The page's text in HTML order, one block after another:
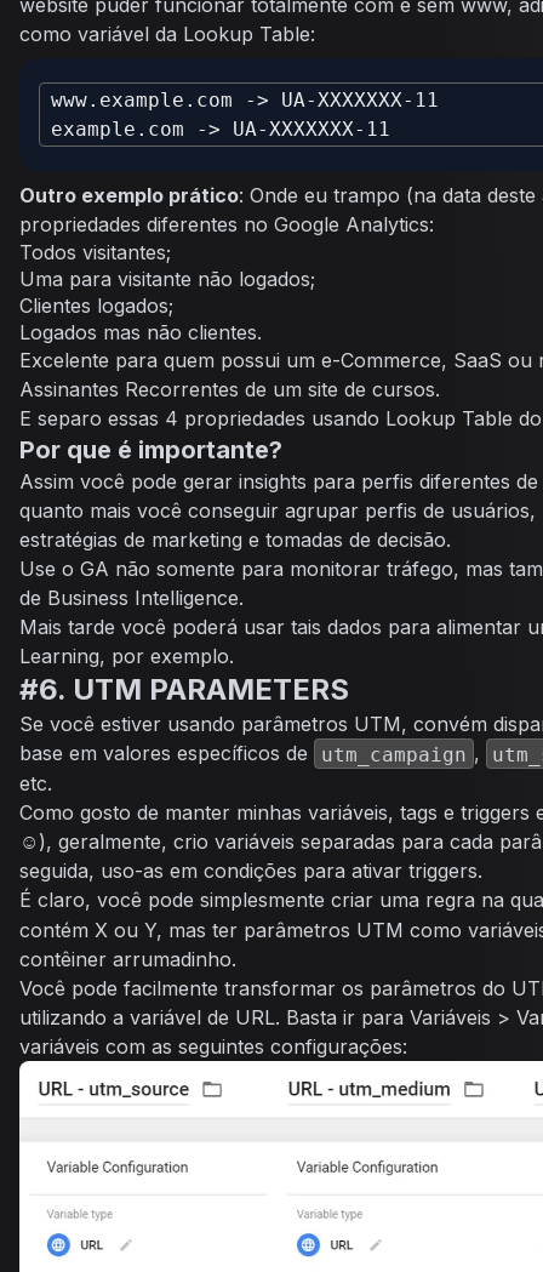
como variável da Lookup Table:
Outro exemplo prático: Onde eu trampo (na data
propriedades diferentes no Google Analytics:
Todos visitantes;
Uma para visitante não logados;
Clientes logados;
Logados mas não clientes.
Excelente para quem possui um e-Commerce, SaaS
Assinantes Recorrentes de um site de cursos.
E separo essas 4 propriedades usando Lookup Table
Por que é importante?
Assim você pode gerar insights para perfis diferentes
quanto mais você conseguir agrupar perfis de
estratégias de marketing e tomadas de decisão.
Use o GA não somente para monitorar tráfego, mas
de Business Intelligence.
Mais tarde você poderá usar tais dados para alimentar
Learning, por exemplo.
#6. UTM PARAMETERS
Se você estiver usando parâmetros UTM, convém
base em valores específicos de
utm_campaign ,
etc.
Como gosto de manter minhas variáveis, tags e triggers
☺️), geralmente, crio variáveis separadas para cada
seguida, uso-as em condições para ativar triggers.
É claro, você pode simplesmente criar uma regra na
contém X ou Y, mas ter parâmetros UTM como
contêiner arrumadinho.
Você pode facilmente transformar os parâmetros do
utilizando a variável de URL. Basta ir para Variáveis >
variáveis com as seguintes configurações: